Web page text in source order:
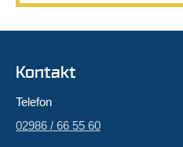
Kontakt
Telefon
02986 / 66 55 60